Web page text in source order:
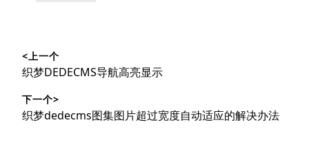
章
导
航
<上一个
上
文
章：
织梦DEDECMS导航高亮显示
下一个>
下
织梦dedecms图集图片超过宽度自动适应的解决办法